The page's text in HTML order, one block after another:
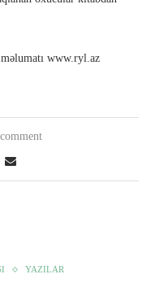
www.ryl.az
YAZILAR